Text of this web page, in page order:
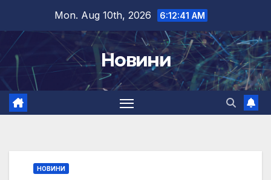
content
Mon. Aug 10th, 2026 6:12:42 AM
Новини
НОВИНИ